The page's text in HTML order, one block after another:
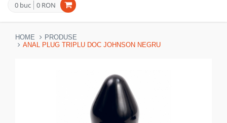
0 buc 0 RON
HOME
PRODUSE
ANAL PLUG TRIPLU DOC JOHNSON NEGRU